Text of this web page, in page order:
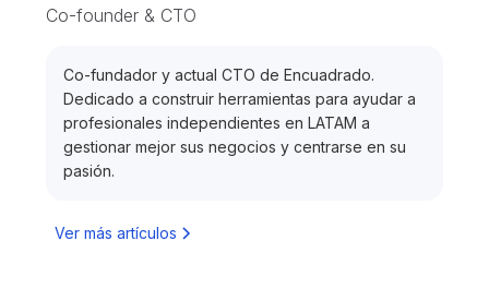
Co-founder & CTO
Co-fundador y actual CTO de Encuadrado.
Dedicado a construir herramientas para ayudar a
profesionales independientes en LATAM a
gestionar mejor sus negocios y centrarse en su
pasión.
Ver más artículos